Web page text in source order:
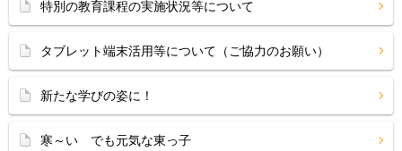
特別の教育課程の実施状況等について
タブレット端末活用等について（ご協力のお願い）
新たな学びの姿に！
寒～い でも元気な東っ子